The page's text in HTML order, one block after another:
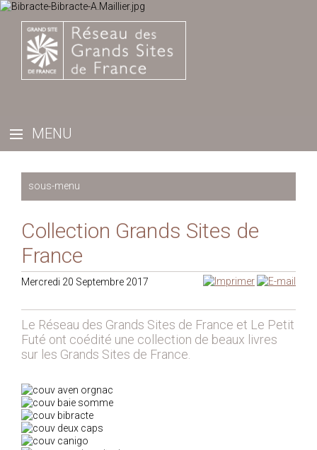
Portraits de paysage - Le film
Dernières parutions
Documents-cadre
Le fil des Grands Sites
Etudes et guides pratiques
Collection Grands Sites de France
Autres publications
Portraits vidéo d'acteurs des Grands Sites
Référentiel métiers
Collection Grands Sites de
France
Mercredi 20 Septembre 2017
Le Réseau des Grands Sites de France et Le Petit
Futé ont coédité une collection de beaux livres
sur les Grands Sites de France.